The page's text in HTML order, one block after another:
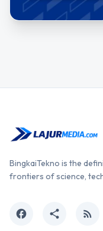
BingkaiTekno is the
frontiers of science,
facebook share rss_feed